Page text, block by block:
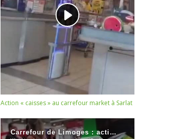
Action « caisses » au carrefour market à Sarlat